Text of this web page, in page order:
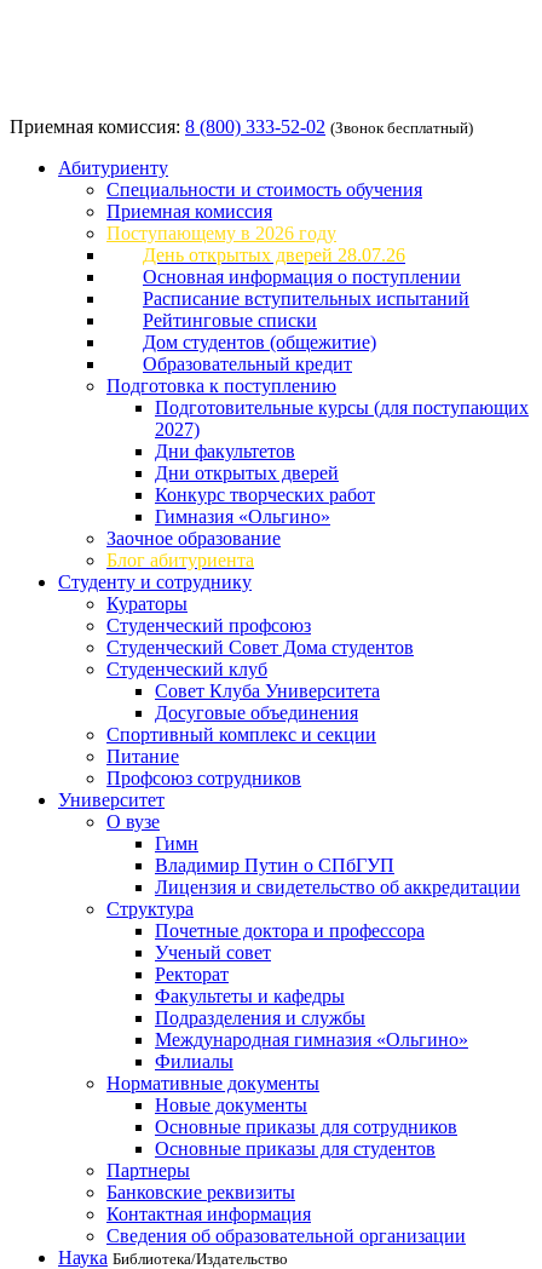
Приемная комиссия: 8 (800) 333-52-02 (Звонок бесплатный)
Абитуриенту
Специальности и стоимость обучения
Приемная комиссия
Поступающему в 2026 году
День открытых дверей 28.07.26
Основная информация о поступлении
Расписание вступительных испытаний
Рейтинговые списки
Дом студентов (общежитие)
Образовательный кредит
Подготовка к поступлению
Подготовительные курсы (для поступающих
2027)
Дни факультетов
Дни открытых дверей
Конкурс творческих работ
Гимназия «Ольгино»
Заочное образование
Блог абитуриента
Студенту и сотруднику
Кураторы
Студенческий профсоюз
Студенческий Совет Дома студентов
Студенческий клуб
Совет Клуба Университета
Досуговые объединения
Спортивный комплекс и секции
Питание
Профсоюз сотрудников
Университет
О вузе
Гимн
Владимир Путин о СПбГУП
Лицензия и свидетельство об аккредитации
Структура
Почетные доктора и профессора
Ученый совет
Ректорат
Факультеты и кафедры
Подразделения и службы
Международная гимназия «Ольгино»
Филиалы
Нормативные документы
Новые документы
Основные приказы для сотрудников
Основные приказы для студентов
Партнеры
Банковские реквизиты
Контактная информация
Сведения об образовательной организации
Наука Библиотека/Издательство